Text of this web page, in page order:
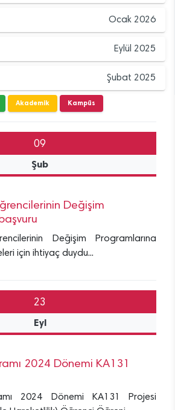
Ocak 2026
Eylül 2025
Şubat 2025
Akademik Kampüs
09
Şub
Değişim
Değişim Programlarına
için ihtiyaç duydu...
23
Eyl
2024 Dönemi KA131
2024 Dönemi KA131 Projesi